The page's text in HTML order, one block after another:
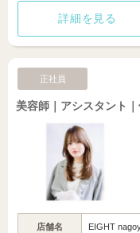
詳細を見る
正社員
美容師｜アシスタント
店舗名 EIGHT